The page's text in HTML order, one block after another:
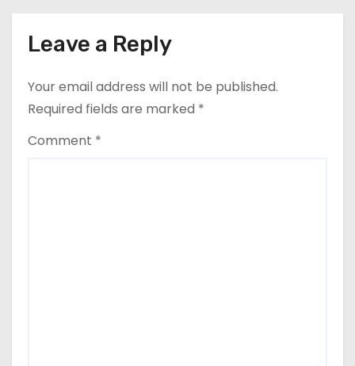
Leave a Reply
Your email address will not be published.
Required fields are marked *
Comment *